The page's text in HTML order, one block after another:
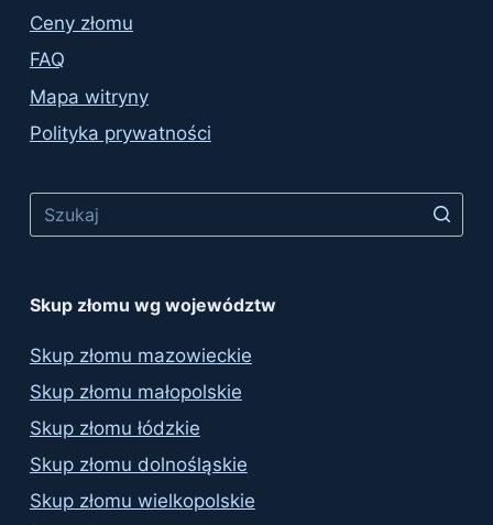
Ceny złomu
FAQ
Mapa witryny
Polityka prywatności
Skup złomu wg województw
Skup złomu mazowieckie
Skup złomu małopolskie
Skup złomu łódzkie
Skup złomu dolnośląskie
Skup złomu wielkopolskie